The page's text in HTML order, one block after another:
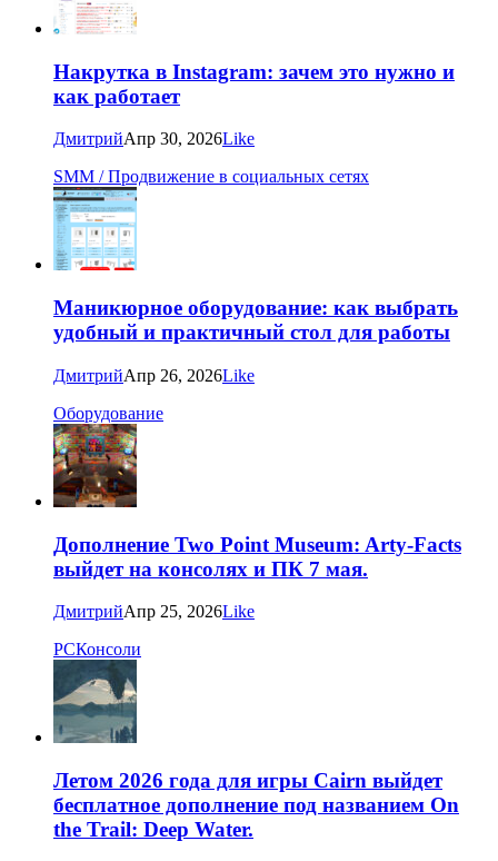
Накрутка в Instagram: зачем это нужно и
как работает
ДмитрийАпр 30, 2026Like
SMM / Продвижение в социальных сетях
Маникюрное оборудование: как выбрать
удобный и практичный стол для работы
ДмитрийАпр 26, 2026Like
Оборудование
Дополнение Two Point Museum: Arty-Facts
выйдет на консолях и ПК 7 мая.
ДмитрийАпр 25, 2026Like
PCКонсоли
Летом 2026 года для игры Cairn выйдет
бесплатное дополнение под названием On
the Trail: Deep Water.